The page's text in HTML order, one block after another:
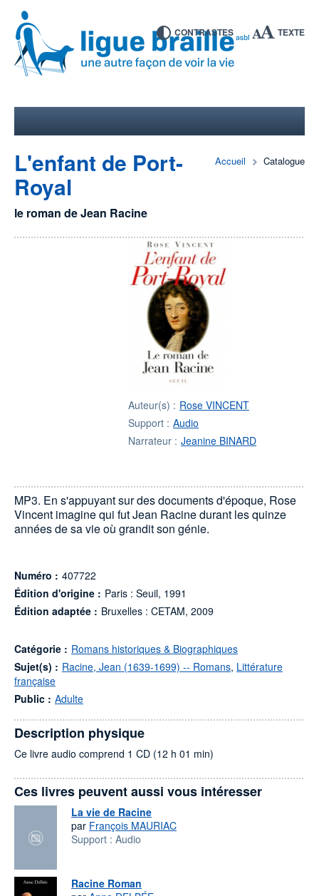
CONTRASTES TEXTE
Accueil Catalogue
L'enfant de Port-
Royal
le roman de Jean Racine
Auteur(s) : Rose VINCENT
Support : Audio
Narrateur : Jeanine BINARD
MP3. En s'appuyant sur des documents d'époque, Rose
Vincent imagine qui fut Jean Racine durant les quinze
années de sa vie où grandit son génie.
Numéro : 407722
Édition d'origine : Paris : Seuil, 1991
Édition adaptée : Bruxelles : CETAM, 2009
Catégorie : Romans historiques & Biographiques
Sujet(s) : Racine, Jean (1639-1699) -- Romans, Littérature
française
Public : Adulte
Description physique
Ce livre audio comprend 1 CD (12 h 01 min)
Ces livres peuvent aussi vous intéresser
La vie de Racine
par François MAURIAC
Support : Audio
Racine Roman